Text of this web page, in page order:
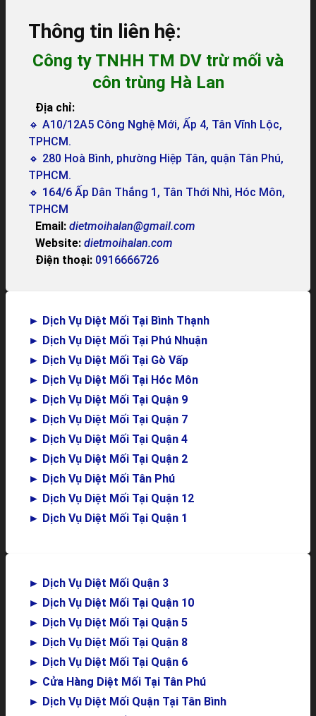
Thông tin liên hệ:
Công ty TNHH TM DV trừ mối và
côn trùng Hà Lan
Địa chỉ:
🔸 A10/12A5 Công Nghệ Mới, Ấp 4, Tân Vĩnh Lộc,
TPHCM.
🔸 280 Hoà Bình, phường Hiệp Tân, quận Tân Phú,
TPHCM.
🔸 164/6 Ấp Dân Thắng 1, Tân Thới Nhì, Hóc Môn,
TPHCM
Email: dietmoihalan@gmail.com
Website: dietmoihalan.com
Điện thoại: 0916666726
► Dịch Vụ Diệt Mối Tại Bình Thạnh
► Dịch Vụ Diệt Mối Tại Phú Nhuận
► Dịch Vụ Diệt Mối Tại Gò Vấp
► Dịch Vụ Diệt Mối Tại Hóc Môn
► Dịch Vụ Diệt Mối Tại Quận 9
► Dịch Vụ Diệt Mối Tại Quận 7
► Dịch Vụ Diệt Mối Tại Quận 4
► Dịch Vụ Diệt Mối Tại Quận 2
► Dịch Vụ Diệt Mối Tân Phú
► Dịch Vụ Diệt Mối Tại Quận 12
► Dịch Vụ Diệt Mối Tại Quận 1
► Dịch Vụ Diệt Mối Quận 3
► Dịch Vụ Diệt Mối Tại Quận 10
► Dịch Vụ Diệt Mối Tại Quận 5
► Dịch Vụ Diệt Mối Tại Quận 8
► Dịch Vụ Diệt Mối Tại Quận 6
► Cửa Hàng Diệt Mối Tại Tân Phú
► Dịch Vụ Diệt Mối Quận Tại Tân Bình